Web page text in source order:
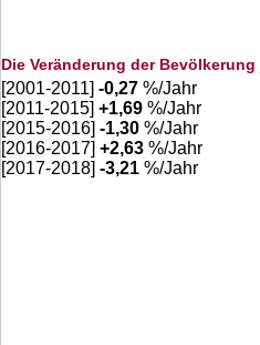
Die Veränderung der
[2001-2011] -0,27 %/Jahr
[2011-2015] +1,69 %/Jahr
[2015-2016] -1,30 %/Jahr
[2016-2017] +2,63 %/Jahr
[2017-2018] -3,21 %/Jahr